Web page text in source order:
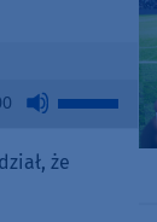
Use
Up/Down
że